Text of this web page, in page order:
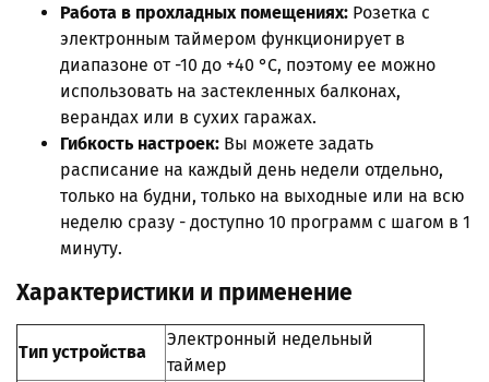
Работа в прохладных помещениях: Розетка с
электронным таймером функционирует в
диапазоне от -10 до +40 °C, поэтому ее можно
использовать на застекленных балконах,
верандах или в сухих гаражах.
Гибкость настроек: Вы можете задать
расписание на каждый день недели отдельно,
только на будни, только на выходные или на всю
неделю сразу - доступно 10 программ с шагом в 1
минуту.
Характеристики и применение
Тип устройства
Электронный недельный
таймер